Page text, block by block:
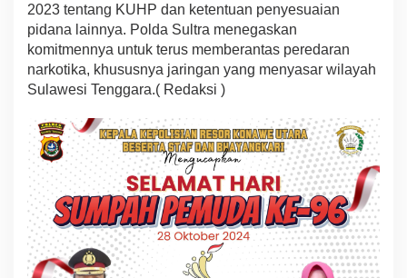
2023 tentang KUHP dan ketentuan penyesuaian
pidana lainnya. Polda Sultra menegaskan
komitmennya untuk terus memberantas peredaran
narkotika, khususnya jaringan yang menyasar wilayah
Sulawesi Tenggara.( Redaksi )